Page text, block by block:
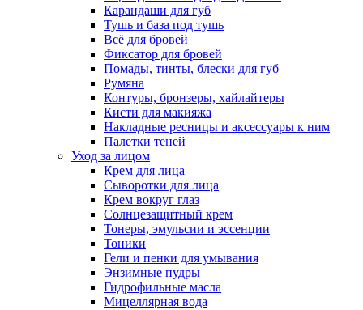
Карандаши для губ
Тушь и база под тушь
Всё для бровей
Фиксатор для бровей
Помады, тинты, блески для губ
Румяна
Контуры, бронзеры, хайлайтеры
Кисти для макияжа
Накладные ресницы и аксессуары к ним
Палетки теней
Уход за лицом
Крем для лица
Сыворотки для лица
Крем вокруг глаз
Солнцезащитный крем
Тонеры, эмульсии и эссенции
Тоники
Гели и пенки для умывания
Энзимные пудры
Гидрофильные масла
Мицеллярная вода